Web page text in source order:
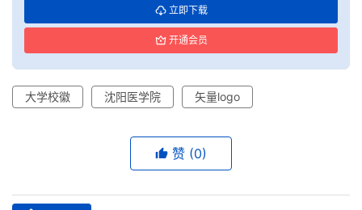
资
平
面
立即下载
开通会员
大学校徽 沈阳医学院 矢量logo
赞 (0)